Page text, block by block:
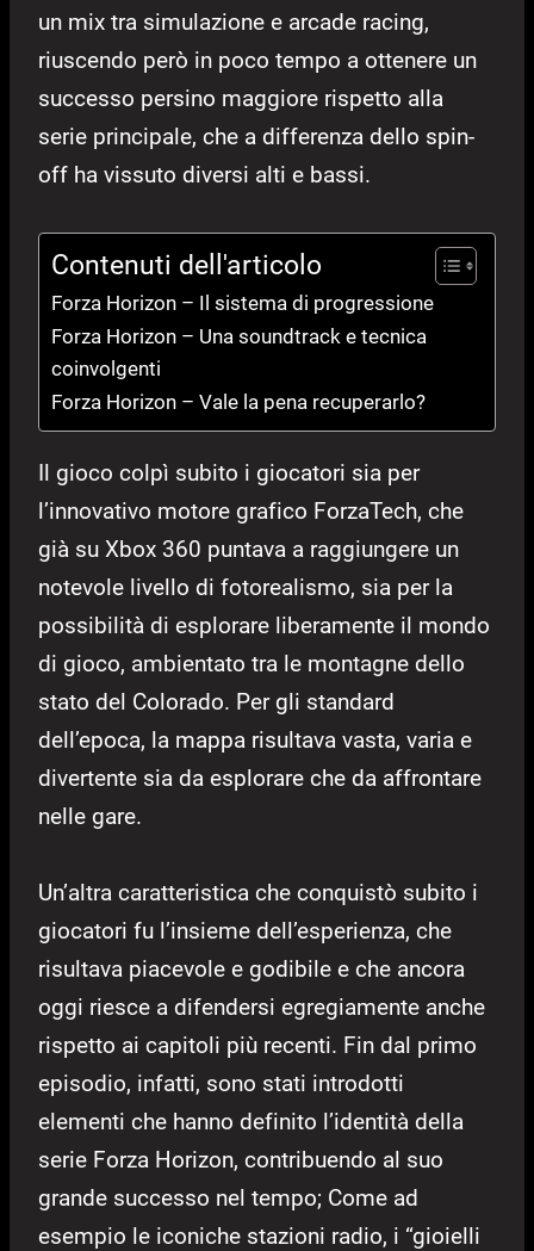
un mix tra simulazione e arcade racing,
riuscendo però in poco tempo a ottenere un
successo persino maggiore rispetto alla
serie principale, che a differenza dello spin-
off ha vissuto diversi alti e bassi.
Contenuti dell'articolo
Forza Horizon – Il sistema di progressione
Forza Horizon – Una soundtrack e tecnica
coinvolgenti
Forza Horizon – Vale la pena recuperarlo?
Il gioco colpì subito i giocatori sia per
l’innovativo motore grafico ForzaTech, che
già su Xbox 360 puntava a raggiungere un
notevole livello di fotorealismo, sia per la
possibilità di esplorare liberamente il mondo
di gioco, ambientato tra le montagne dello
stato del Colorado. Per gli standard
dell’epoca, la mappa risultava vasta, varia e
divertente sia da esplorare che da affrontare
nelle gare.
Un’altra caratteristica che conquistò subito i
giocatori fu l’insieme dell’esperienza, che
risultava piacevole e godibile e che ancora
oggi riesce a difendersi egregiamente anche
rispetto ai capitoli più recenti. Fin dal primo
episodio, infatti, sono stati introdotti
elementi che hanno definito l’identità della
serie Forza Horizon, contribuendo al suo
grande successo nel tempo; Come ad
esempio le iconiche stazioni radio, i “gioielli